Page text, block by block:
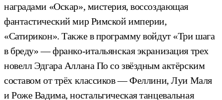
наградами «Оскар», мистерия, воссоздающая
фантастический мир Римской империи,
«Сатирикон». Также в программу войдут «Три шага
в бреду» — франко-итальянская экранизация трех
новелл Эдгара Аллана По со звёздным актёрским
составом от трёх классиков — Феллини, Луи Маля
и Роже Вадима, ностальгическая танцевальная